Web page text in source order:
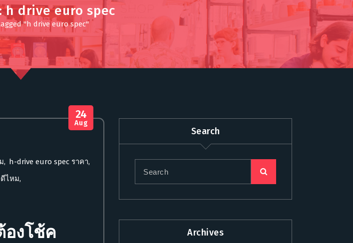
h drive euro spec
"h drive euro spec"
, h-drive euro spec ราคา,
ไหม,
24
Aug
องโช้ค
Search
Archives